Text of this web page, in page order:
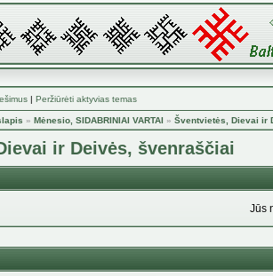
| Peržiūrėti aktyvias temas
» Mėnesio, SIDABRINIAI VARTAI » Šventvietės, Dievai ir
ir Deivės, švenraščiai
Jūs